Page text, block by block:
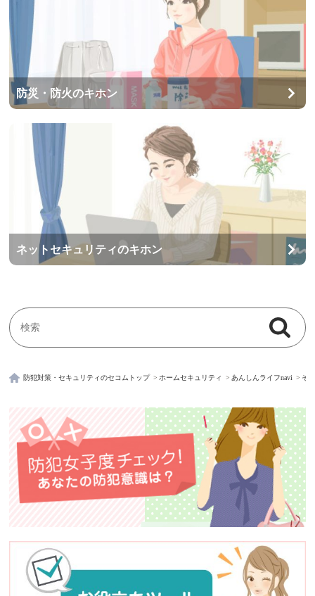
検索キーワード入力
検索
防災・防火のキホン
ネットセキュリティのキホン
防犯対策・セキュリティのセコムトップ ホームセキュリティ あんしんライフnavi そ